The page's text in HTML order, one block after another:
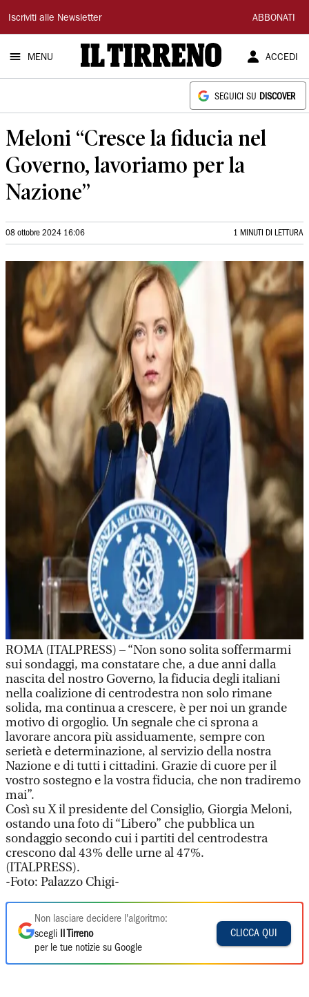
Il
Tirreno
Iscriviti alle Newsletter ABBONATI
MENU ACCEDI
SEGUICI SU DISCOVER
Meloni “Cresce la fiducia nel
Governo, lavoriamo per la
Nazione”
08 ottobre 2024 16:06 1 MINUTI DI LETTURA
ROMA (ITALPRESS) – “Non sono solita soffermarmi
sui sondaggi, ma constatare che, a due anni dalla
nascita del nostro Governo, la fiducia degli italiani
nella coalizione di centrodestra non solo rimane
solida, ma continua a crescere, è per noi un grande
motivo di orgoglio. Un segnale che ci sprona a
lavorare ancora più assiduamente, sempre con
serietà e determinazione, al servizio della nostra
Nazione e di tutti i cittadini. Grazie di cuore per il
vostro sostegno e la vostra fiducia, che non tradiremo
mai”.
Così su X il presidente del Consiglio, Giorgia Meloni,
ostando una foto di “Libero” che pubblica un
sondaggio secondo cui i partiti del centrodestra
crescono dal 43% delle urne al 47%.
(ITALPRESS).
-Foto: Palazzo Chigi-
Non lasciare decidere l'algoritmo:
scegli
Il Tirreno
per le tue notizie su Google
CLICCA QUI